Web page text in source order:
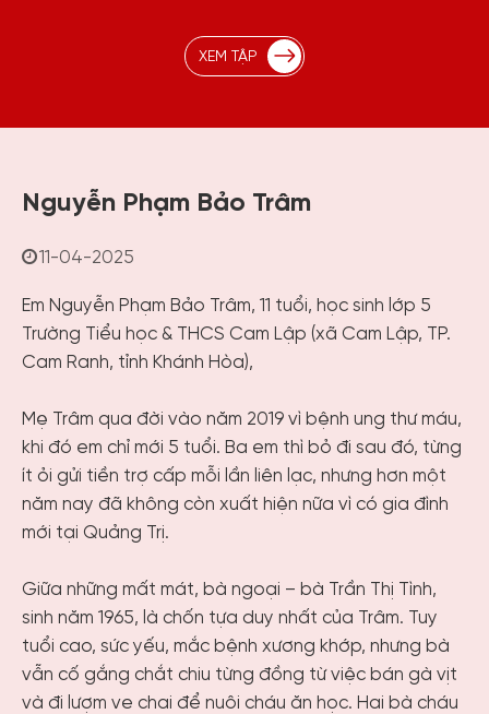
XEM TẬP
Nguyễn Phạm Bảo Trâm
11-04-2025
Em Nguyễn Phạm Bảo Trâm, 11 tuổi, học sinh lớp 5
Trường Tiểu học & THCS Cam Lập (xã Cam Lập, TP.
Cam Ranh, tỉnh Khánh Hòa),
Mẹ Trâm qua đời vào năm 2019 vì bệnh ung thư máu,
khi đó em chỉ mới 5 tuổi. Ba em thì bỏ đi sau đó, từng
ít ỏi gửi tiền trợ cấp mỗi lần liên lạc, nhưng hơn một
năm nay đã không còn xuất hiện nữa vì có gia đình
mới tại Quảng Trị.
Giữa những mất mát, bà ngoại – bà Trần Thị Tình,
sinh năm 1965, là chốn tựa duy nhất của Trâm. Tuy
tuổi cao, sức yếu, mắc bệnh xương khớp, nhưng bà
vẫn cố gắng chắt chiu từng đồng từ việc bán gà vịt
và đi lượm ve chai để nuôi cháu ăn học. Hai bà cháu